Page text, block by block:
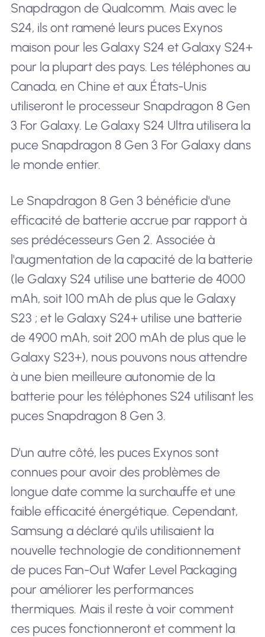
Snapdragon de Qualcomm. Mais avec le
S24, ils ont ramené leurs puces Exynos
maison pour les Galaxy S24 et Galaxy S24+
pour la plupart des pays. Les téléphones au
Canada, en Chine et aux États-Unis
utiliseront le processeur Snapdragon 8 Gen
3 For Galaxy. Le Galaxy S24 Ultra utilisera la
puce Snapdragon 8 Gen 3 For Galaxy dans
le monde entier.
Le Snapdragon 8 Gen 3 bénéficie d'une
efficacité de batterie accrue par rapport à
ses prédécesseurs Gen 2. Associée à
l'augmentation de la capacité de la batterie
(le Galaxy S24 utilise une batterie de 4000
mAh, soit 100 mAh de plus que le Galaxy
S23 ; et le Galaxy S24+ utilise une batterie
de 4900 mAh, soit 200 mAh de plus que le
Galaxy S23+), nous pouvons nous attendre
à une bien meilleure autonomie de la
batterie pour les téléphones S24 utilisant les
puces Snapdragon 8 Gen 3.
D'un autre côté, les puces Exynos sont
connues pour avoir des problèmes de
longue date comme la surchauffe et une
faible efficacité énergétique. Cependant,
Samsung a déclaré qu'ils utilisaient la
nouvelle technologie de conditionnement
de puces Fan-Out Wafer Level Packaging
pour améliorer les performances
thermiques. Mais il reste à voir comment
ces puces fonctionneront et comment la